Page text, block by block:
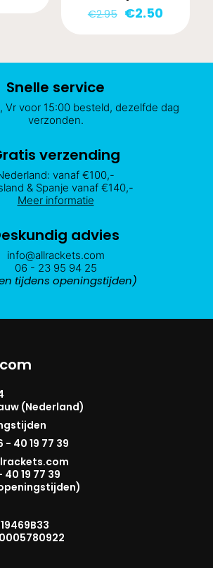
€2.95
€2.95.
€2.50Huidige
€2.50.
Snelle service
Vr voor 15:00 besteld, dezelfde dag
verzonden.
verzending
vanaf €100,-
& Spanje vanaf €140,-
Meer informatie
advies
info@allrackets.com
06 - 23 95 94 25
tijdens openingstijden)
(Nederland)
- 40 19 77 39
19 77 39